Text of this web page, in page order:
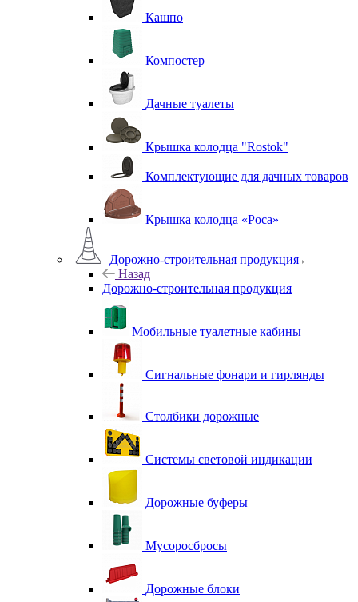
Кашпо
Компостер
Дачные туалеты
Крышка колодца "Rostok"
Комплектующие для дачных товаров
Крышка колодца «Роса»
Дорожно-строительная продукция
Назад
Дорожно-строительная продукция
Мобильные туалетные кабины
Сигнальные фонари и гирлянды
Столбики дорожные
Системы световой индикации
Дорожные буферы
Мусоросбросы
Дорожные блоки